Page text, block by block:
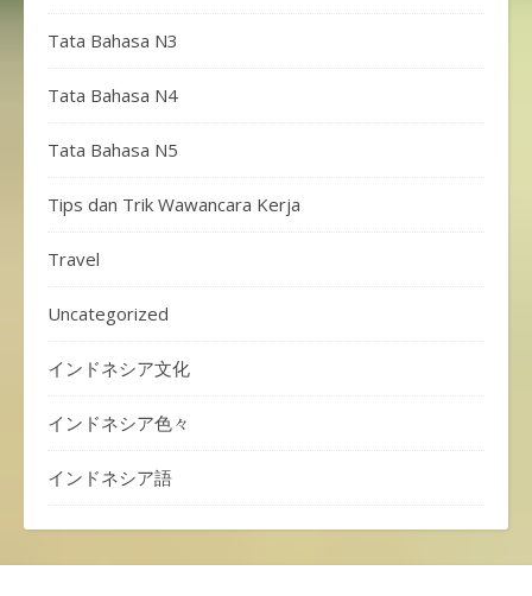
Tata Bahasa N3
Tata Bahasa N4
Tata Bahasa N5
Tips dan Trik Wawancara Kerja
Travel
Uncategorized
インドネシア文化
インドネシア色々
インドネシア語